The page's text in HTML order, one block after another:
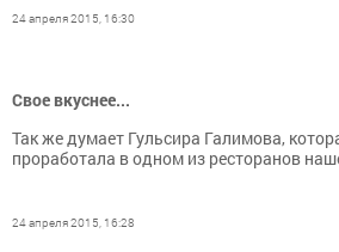
24 апреля 2015, 16:30
Свое вкуснее...
Так же думает Гульсира Галимова,
проработала в одном из ресторанов
24 апреля 2015, 16:28